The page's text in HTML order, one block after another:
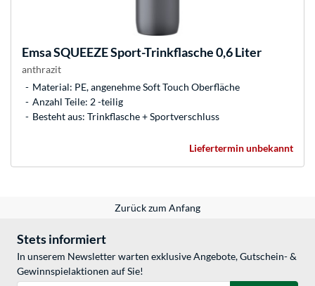
EmsaSQUEEZE Sport-Trinkflasche 0,6 Liter
anthrazit
Material: PE, angenehme Soft Touch Oberfläche
Anzahl Teile: 2 -teilig
Besteht aus: Trinkflasche + Sportverschluss
Liefertermin unbekannt
Zurück zum Anfang
Stets informiert
In unserem Newsletter warten exklusive Angebote, Gutschein- &
Gewinnspielaktionen auf Sie!